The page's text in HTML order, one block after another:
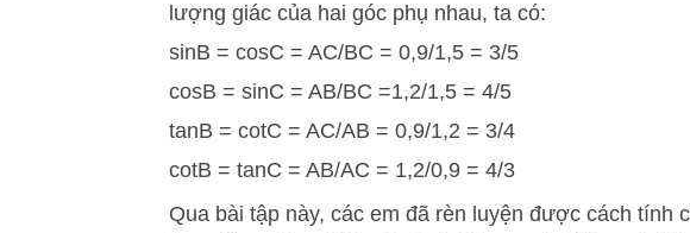
lượng giác của hai góc phụ nhau, ta có:
sinB = cosC = AC/BC = 0,9/1,5 = 3/5
cosB = sinC = AB/BC =1,2/1,5 = 4/5
tanB = cotC = AC/AB = 0,9/1,2 = 3/4
cotB = tanC = AB/AC = 1,2/0,9 = 4/3
Qua bài tập này, các em đã rèn luyện được cách tính